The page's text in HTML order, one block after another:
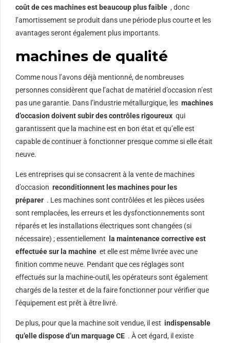
coût de ces machines est beaucoup plus faible , donc
l’amortissement se produit dans une période plus courte et les
avantages seront également plus importants.
machines de qualité
Comme nous l’avons déjà mentionné, de nombreuses
personnes considèrent que l’achat de matériel d’occasion n’est
pas une garantie. Dans l’industrie métallurgique, les machines
d’occasion doivent subir des contrôles rigoureux qui
garantissent que la machine est en bon état et qu’elle est
capable de continuer à fonctionner presque comme si elle était
neuve.
Les entreprises qui se consacrent à la vente de machines
d’occasion reconditionnent les machines pour les
préparer . Les machines sont contrôlées et les pièces usées
sont remplacées, les erreurs et les dysfonctionnements sont
réparés et les installations électriques sont changées (si
nécessaire) ; essentiellement
la maintenance corrective est
effectuée sur la machine et elle est même livrée avec une
finition comme neuve. Pendant que ces réglages sont
effectués sur la machine-outil, les opérateurs sont également
chargés de la tester et de la faire fonctionner pour vérifier que
l’équipement est prêt à être livré.
De plus, pour que la machine soit vendue, il est indispensable
qu’elle dispose d’un marquage CE . À cet égard, il existe